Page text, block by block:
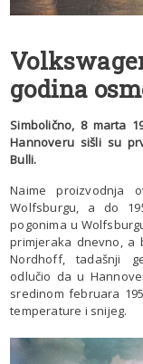
godina
Simbolično, 8 marta
Hannoveru sišli su
Bulli.
Naime proizvodnja
Wolfsburgu, a do
pogonima u
primjeraka dnevno, a
Nordhoff, tadašnji
odlučio da u
sredinom februara
temperature i snijeg.